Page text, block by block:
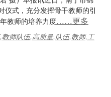
仪式，充分发挥骨干教师的引
教师的培养力度……更多
教师队伍,高质量,队伍,教师,工